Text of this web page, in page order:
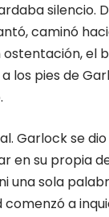
silencio.
caminó
el
los pies de
Garlock se
en su propia
una sola
comenzó a